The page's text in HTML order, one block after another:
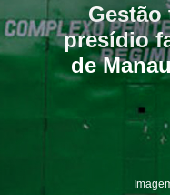
Gestão
presídio
de